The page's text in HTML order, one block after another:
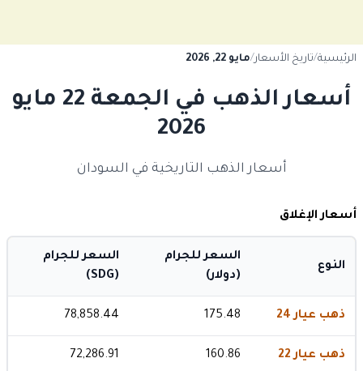
الرئيسية/تاريخ الأسعار/مايو 22, 2026
أسعار الذهب في الجمعة 22 مايو
2026
أسعار الذهب التاريخية في السودان
أسعار الإغلاق
النوع
السعر للجرام
(دولار)
السعر للجرام
(SDG)
ذهب عيار 24 175.48
78,858.44
ذهب عيار 22 160.86
72,286.91